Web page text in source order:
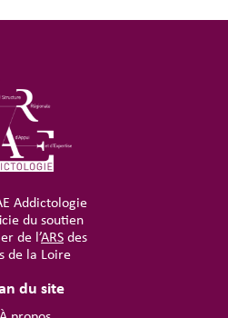
Addictologie
du soutien
de l’ARS des
de la Loire
du site